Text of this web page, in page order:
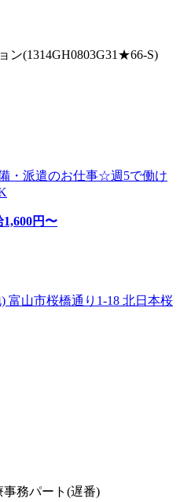
ン(1314GH0803G31★66-S)
・派遣のお仕事☆週5で働け
1,600円〜
富山市桜橋通り1-18 北日本桜
事務パート(遅番)